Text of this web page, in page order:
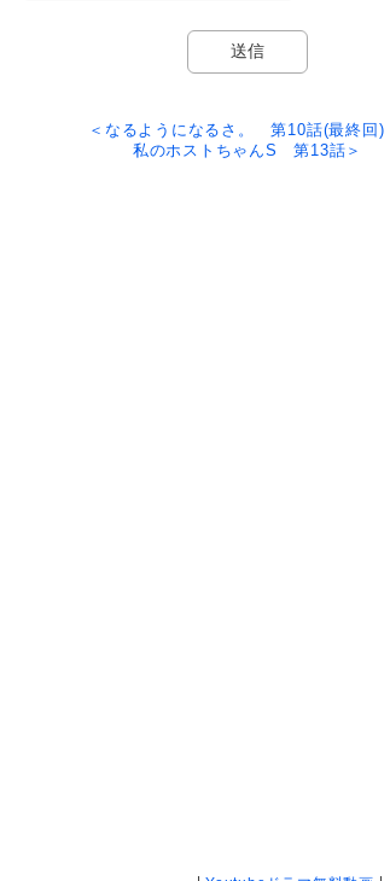
花子とアン 第33話
花子とアン 第32話
花子とアン 第31話
＜なるようになるさ。 第10話(最終回)
私のホストちゃんS 第13話＞